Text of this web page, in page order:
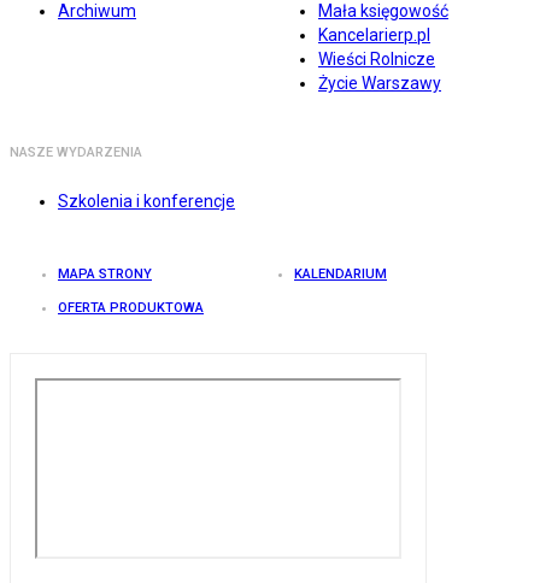
Archiwum
Mała księgowość
Kancelarierp.pl
Wieści Rolnicze
Życie Warszawy
NASZE WYDARZENIA
Szkolenia i konferencje
MAPA STRONY KALENDARIUM
OFERTA PRODUKTOWA